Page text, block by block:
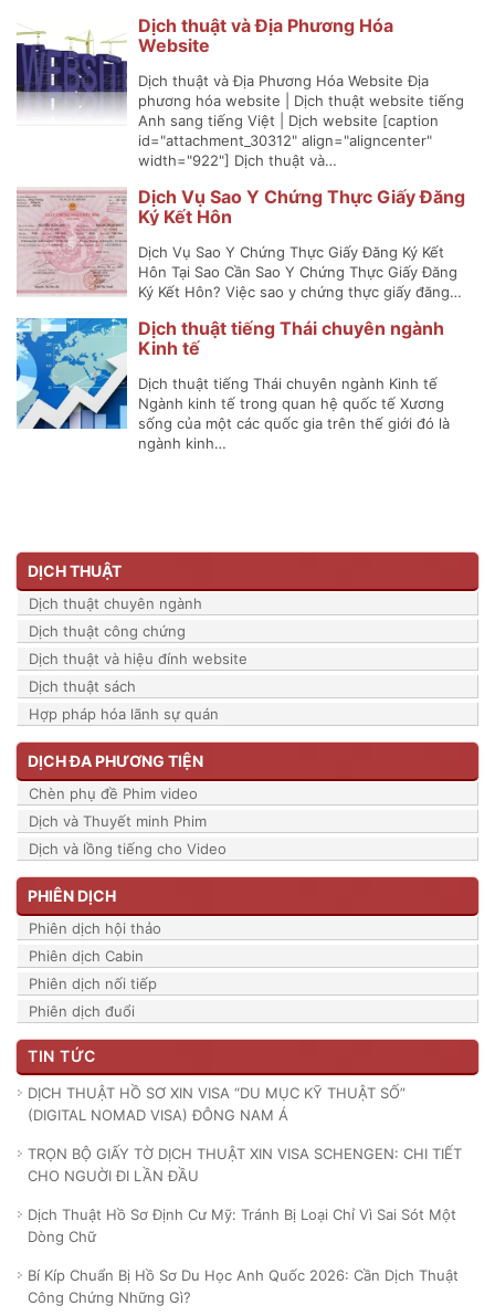
Dịch thuật và Địa Phương Hóa
Website
Dịch thuật và Địa Phương Hóa Website Địa
phương hóa website | Dịch thuật website tiếng
Anh sang tiếng Việt | Dịch website [caption
id="attachment_30312" align="aligncenter"
width="922"] Dịch thuật và…
Dịch Vụ Sao Y Chứng Thực Giấy Đăng
Ký Kết Hôn
Dịch Vụ Sao Y Chứng Thực Giấy Đăng Ký Kết
Hôn Tại Sao Cần Sao Y Chứng Thực Giấy Đăng
Ký Kết Hôn? Việc sao y chứng thực giấy đăng…
Dịch thuật tiếng Thái chuyên ngành
Kinh tế
Dịch thuật tiếng Thái chuyên ngành Kinh tế
Ngành kinh tế trong quan hệ quốc tế Xương
sống của một các quốc gia trên thế giới đó là
ngành kinh…
DỊCH THUẬT
Dịch thuật chuyên ngành
Dịch thuật công chứng
Dịch thuật và hiệu đính website
Dịch thuật sách
Hợp pháp hóa lãnh sự quán
DỊCH ĐA PHƯƠNG TIỆN
Chèn phụ đề Phim video
Dịch và Thuyết minh Phim
Dịch và lồng tiếng cho Video
PHIÊN DỊCH
Phiên dịch hội thảo
Phiên dịch Cabin
Phiên dịch nối tiếp
Phiên dịch đuổi
TIN TỨC
DỊCH THUẬT HỒ SƠ XIN VISA “DU MỤC KỸ THUẬT SỐ”
(DIGITAL NOMAD VISA) ĐÔNG NAM Á
TRỌN BỘ GIẤY TỜ DỊCH THUẬT XIN VISA SCHENGEN: CHI TIẾT
CHO NGUỜI ĐI LẦN ĐẦU
Dịch Thuật Hồ Sơ Định Cư Mỹ: Tránh Bị Loại Chỉ Vì Sai Sót Một
Dòng Chữ
Bí Kíp Chuẩn Bị Hồ Sơ Du Học Anh Quốc 2026: Cần Dịch Thuật
Công Chứng Những Gì?